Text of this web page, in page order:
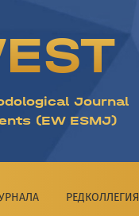
Journal
(EW ESMJ)
РЕДКОЛЛЕГИЯ